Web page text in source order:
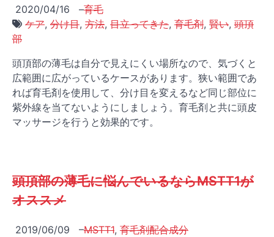
2020/04/16 –育毛
ケア, 分け目, 方法, 目立ってきた, 育毛剤, 賢い, 頭頂
部
頭頂部の薄毛は自分で見えにくい場所なので、気づくと
広範囲に広がっているケースがあります。狭い範囲であ
れば育毛剤を使用して、分け目を変えるなど同じ部位に
紫外線を当てないようにしましょう。育毛剤と共に頭皮
マッサージを行うと効果的です。
頭頂部の薄毛に悩んでいるならMSTT1が
オススメ
2019/06/09 –MSTT1, 育毛剤配合成分